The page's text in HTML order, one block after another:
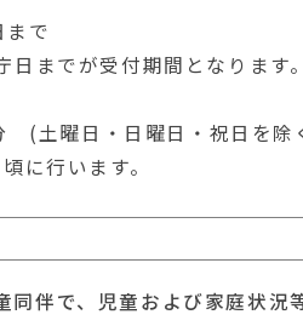
で
までが受付期間となります。
(土曜日・日曜日・祝日を除
に行います。
伴で、児童および家庭状況